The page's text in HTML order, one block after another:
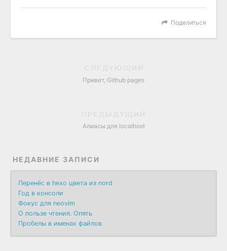
Поделиться
СЛЕДУЮЩИЙ
Привет, Github pages
ПРЕДЫДУЩИЙ
Алиасы для localhost
НЕДАВНИЕ ЗАПИСИ
Перенёс в hexo цвета из nord
Год в консоли
Фокус для neovim
О пользе чтения. Опять
Пробелы в именах файлов